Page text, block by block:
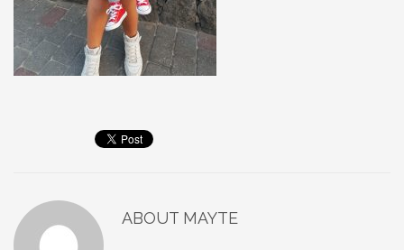
ABOUT MAYTE